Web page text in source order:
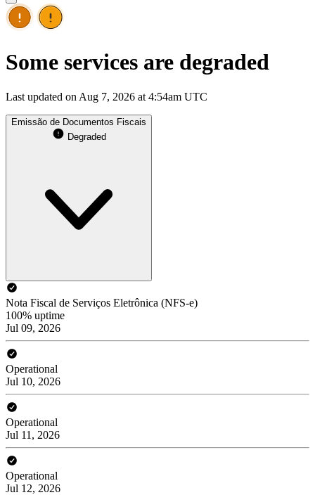
Some services are degraded
Last updated on Aug 7, 2026 at 4:54am UTC
Emissão de Documentos Fiscais
Degraded
Nota Fiscal de Serviços Eletrônica (NFS-e)
100% uptime
Jul 09, 2026
Operational
Jul 10, 2026
Operational
Jul 11, 2026
Operational
Jul 12, 2026